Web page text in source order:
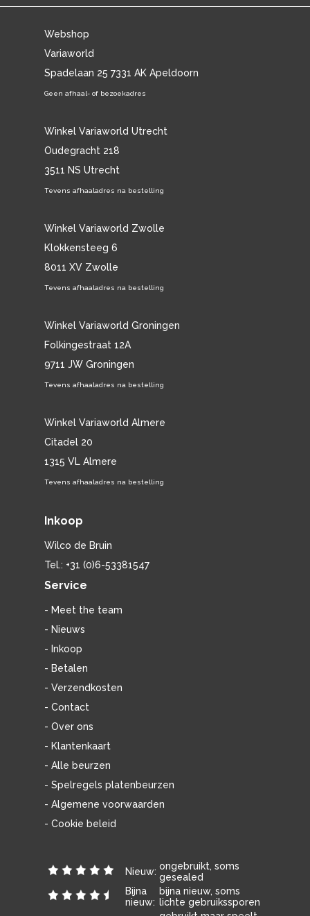
Webshop
Variaworld
Spadelaan 25 7331 AK Apeldoorn
Geen afhaal- of bezoekadres
Winkel Variaworld Utrecht
Oudegracht 218
3511 NS Utrecht
Tevens afhaaladres na bestelling
Winkel Variaworld Zwolle
Klokkensteeg 6
8011 XV Zwolle
Tevens afhaaladres na bestelling
Winkel Variaworld Groningen
Folkingestraat 12A
9711 JW Groningen
Tevens afhaaladres na bestelling
Winkel Variaworld Almere
Citadel 20
1315 VL Almere
Tevens afhaaladres na bestelling
Inkoop
Wilco de Bruin
Tel.: +31 (0)6-53381547
Service
- Meet the team
- Nieuws
- Inkoop
- Betalen
- Verzendkosten
- Contact
- Over ons
- Klantenkaart
- Alle beurzen
- Spelregels platenbeurzen
- Algemene voorwaarden
- Cookie beleid
Nieuw: ongebruikt, soms
gesealed
Bijna
nieuw:
bijna nieuw, soms
lichte gebruikssporen